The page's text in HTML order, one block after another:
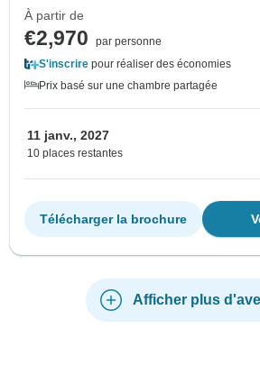
À partir de
€2,970
par personne
S'inscrire pour réaliser des économies
Prix basé sur une chambre partagée
11 janv., 2027
10 places restantes
Télécharger la brochure
Afficher plus